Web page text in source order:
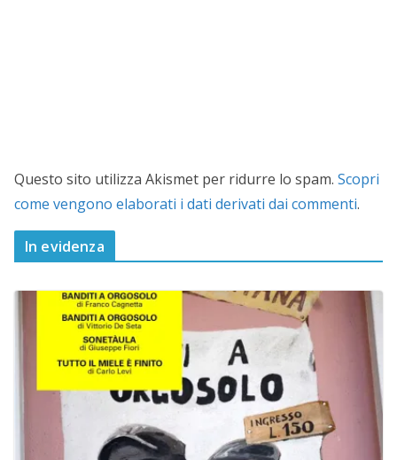
Questo sito utilizza Akismet per ridurre lo spam. Scopri
come vengono elaborati i dati derivati dai commenti.
In evidenza